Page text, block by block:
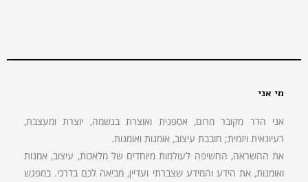
מי אני
אני הדר מקובר מרום, אספנית ואוצרת בנשמה, יוצרת ומעצבת,
רעיונאית ויזמית; חובבת עיצוב, אוּמנות ואוֹמנות.
את ההשראה, החשיפה לעולמות מיוחדים של מלאכות, עיצוב, אמנות
ואומנות, את הידע והמידע שצברתי ועדיין, מביאה לכם בדרכי. במפגש